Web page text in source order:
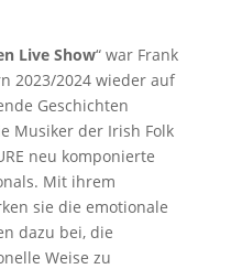
Live Show“ war Frank
2023/2024 wieder auf
Geschichten
Musiker der Irish Folk
neu komponierte
Mit ihrem
sie die emotionale
dazu bei, die
Weise zu